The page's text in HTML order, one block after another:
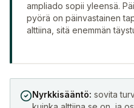
ampliado sopii yleensä.
pyörä on päinvastainen
alttiina, sitä enemmän
Nyrkkisääntö: sovita